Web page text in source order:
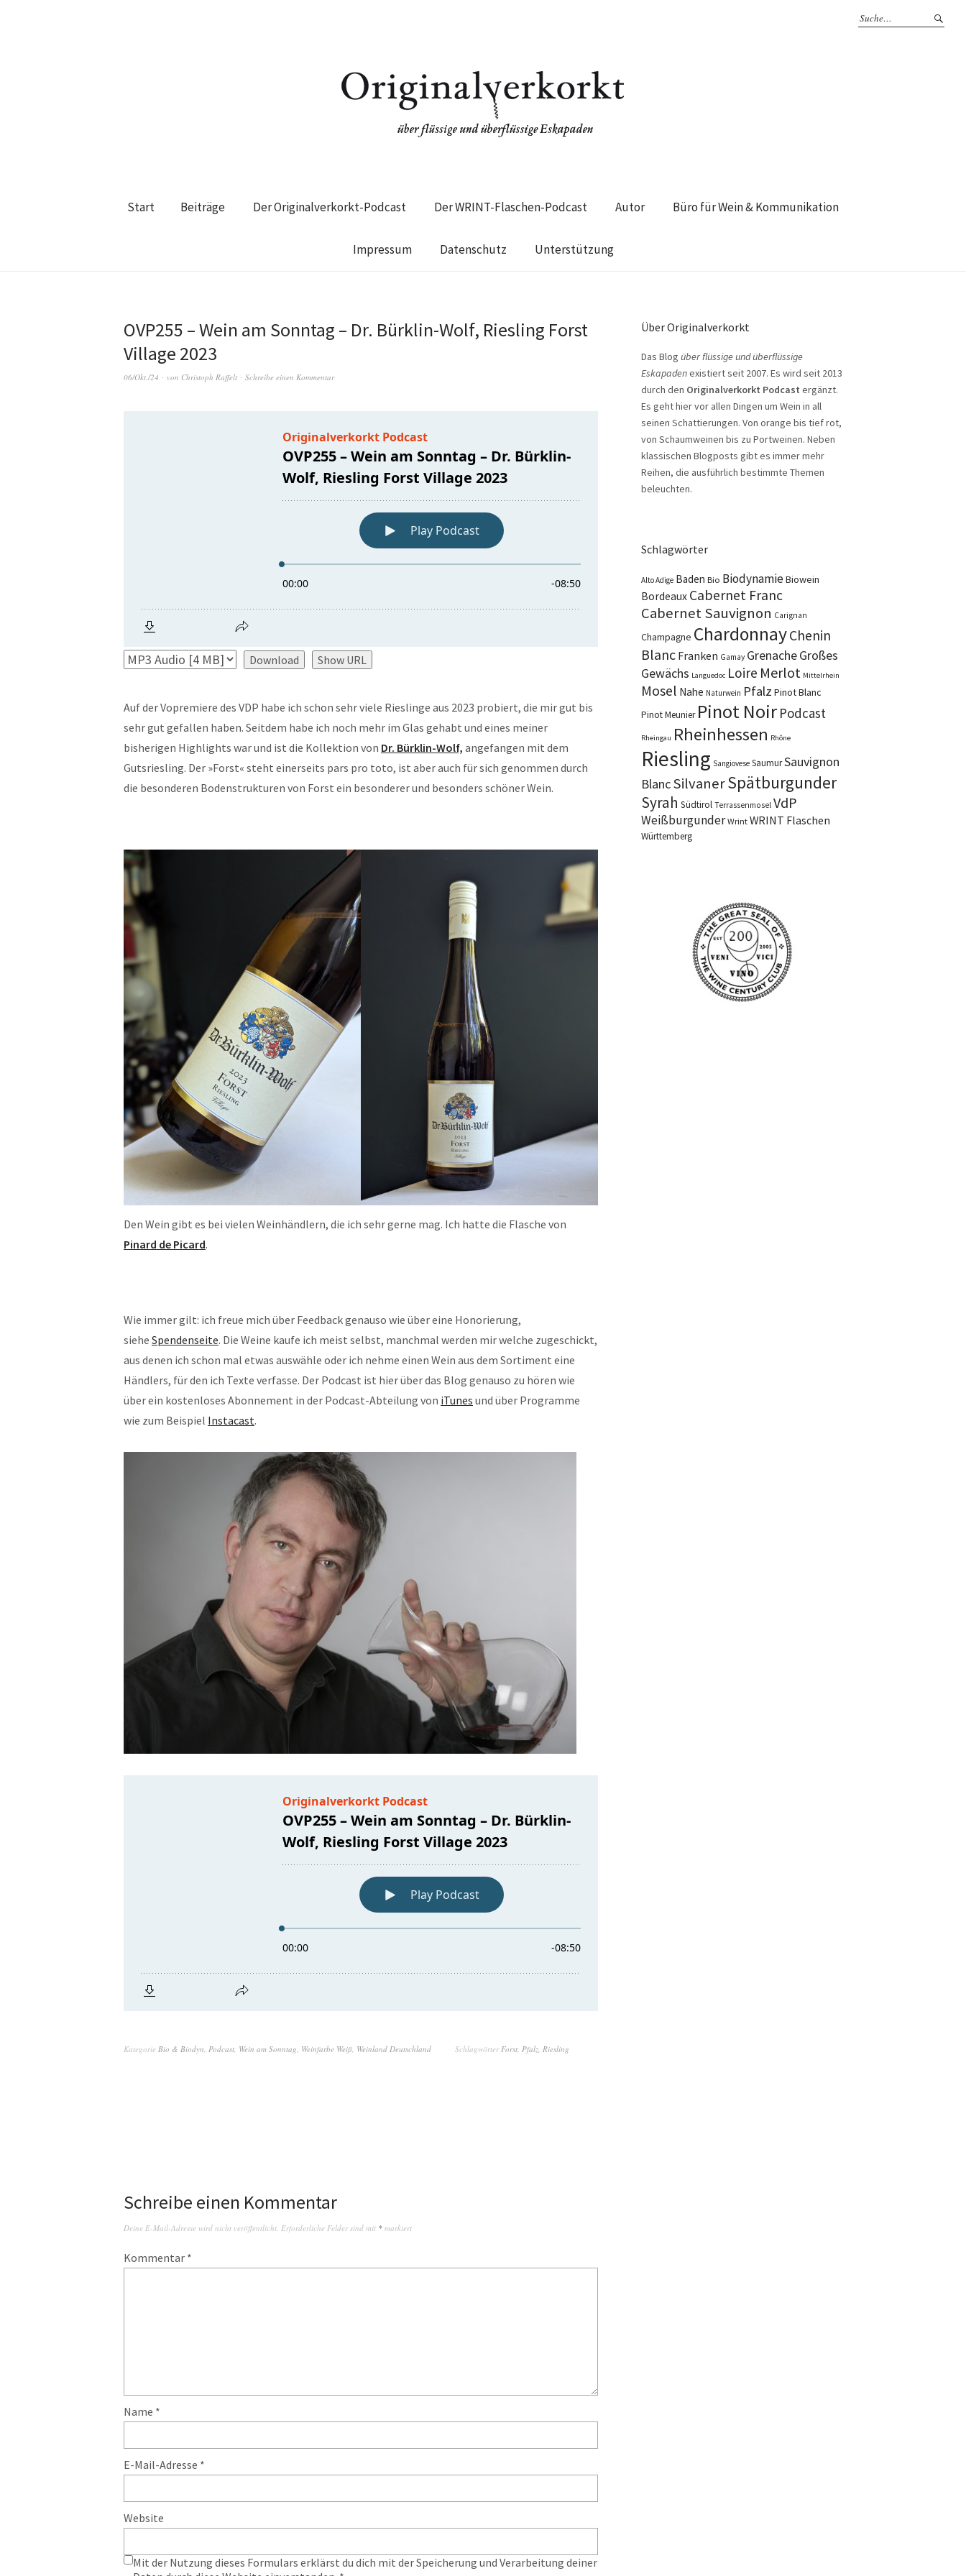
Start Beiträge Der Originalverkorkt-Podcast Der WRINT-Flaschen-Podcast Autor Büro für Wein & Kommunikation
Impressum Datenschutz Unterstützung
OVP255 – Wein am Sonntag – Dr. Bürklin-Wolf, Riesling Forst
Village 2023
06/Okt./24 von Christoph Raffelt Schreibe einen Kommentar
Download Show URL
Auf der Vopremiere des VDP habe ich schon sehr viele Rieslinge aus 2023 probiert, die mir gut bis
sehr gut gefallen haben. Seitdem habe ich noch mehr im Glas gehabt und eines meiner
bisherigen Highlights war und ist die Kollektion von Dr. Bürklin-Wolf, angefangen mit dem
Gutsriesling. Der »Forst« steht einerseits pars pro toto, ist aber auch für sich genommen durch
die besonderen Bodenstrukturen von Forst ein besonderer und besonders schöner Wein.
Den Wein gibt es bei vielen Weinhändlern, die ich sehr gerne mag. Ich hatte die Flasche von
Pinard de Picard.
Wie immer gilt: ich freue mich über Feedback genauso wie über eine Honorierung,
siehe Spendenseite. Die Weine kaufe ich meist selbst, manchmal werden mir welche zugeschickt,
aus denen ich schon mal etwas auswähle oder ich nehme einen Wein aus dem Sortiment eine
Händlers, für den ich Texte verfasse. Der Podcast ist hier über das Blog genauso zu hören wie
über ein kostenloses Abonnement in der Podcast-Abteilung von iTunes und über Programme
wie zum Beispiel Instacast.
Kategorie Bio & Biodyn Podcast Wein am Sonntag Weinfarbe Weiß Weinland Deutschland Schlagwörter Forst Pfalz Riesling
Schreibe einen Kommentar
Deine E-Mail-Adresse wird nicht veröffentlicht. Erforderliche Felder sind mit * markiert
Kommentar *
Name *
E-Mail-Adresse *
Website
Mit der Nutzung dieses Formulars erklärst du dich mit der Speicherung und Verarbeitung deiner
Über Originalverkorkt
Das Blog über flüssige und überflüssige
Eskapadenexistiert seit 2007. Es wird seit 2013
durch den Originalverkorkt Podcast ergänzt.
Es geht hier vor allen Dingen um Wein in all
seinen Schattierungen. Von orange bis tief rot,
von Schaumweinen bis zu Portweinen. Neben
klassischen Blogposts gibt es immer mehr
Reihen, die ausführlich bestimmte Themen
beleuchten.
Schlagwörter
Alto Adige Baden Bio BiodynamieBiowein
Bordeaux Cabernet Franc
Cabernet Sauvignon Carignan
Champagne ChardonnayChenin
Blanc Franken Gamay GrenacheGroßes
Gewächs Languedoc Loire Merlot Mittelrhein
Mosel Nahe Naturwein Pfalz Pinot Blanc
Pinot Meunier Pinot Noir Podcast
Rheingau Rheinhessen Rhône
Riesling Sangiovese SaumurSauvignon
BlancSilvanerSpätburgunder
Syrah Südtirol Terrassenmosel VdP
Weißburgunder Wrint WRINT Flaschen
Württemberg